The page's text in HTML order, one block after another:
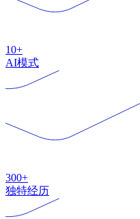
10+
AI模式
300+
独特经历